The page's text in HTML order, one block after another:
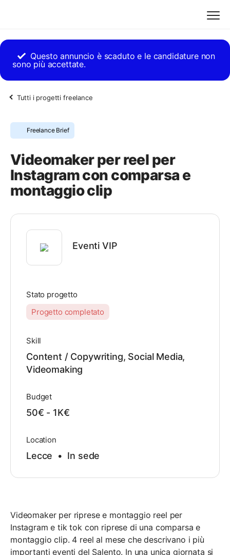
Questo annuncio è scaduto e le candidature non
sono più accettate.
Tutti i progetti freelance
Freelance Brief
Videomaker per reel per
Instagram con comparsa e
montaggio clip
Eventi VIP
Stato progetto
Progetto completato
Skill
Content / Copywriting, Social Media,
Videomaking
Budget
50€ - 1K€
Location
Lecce • In sede
Videomaker per riprese e montaggio reel per
Instagram e tik tok con riprese di una comparsa e
montaggio clip. 4 reel al mese che descrivano i più
importanti eventi del Salento. In una unica giornata si